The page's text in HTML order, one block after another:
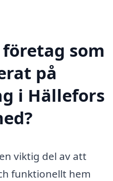
som
på
i Hällefors
viktig del av att
funktionellt hem